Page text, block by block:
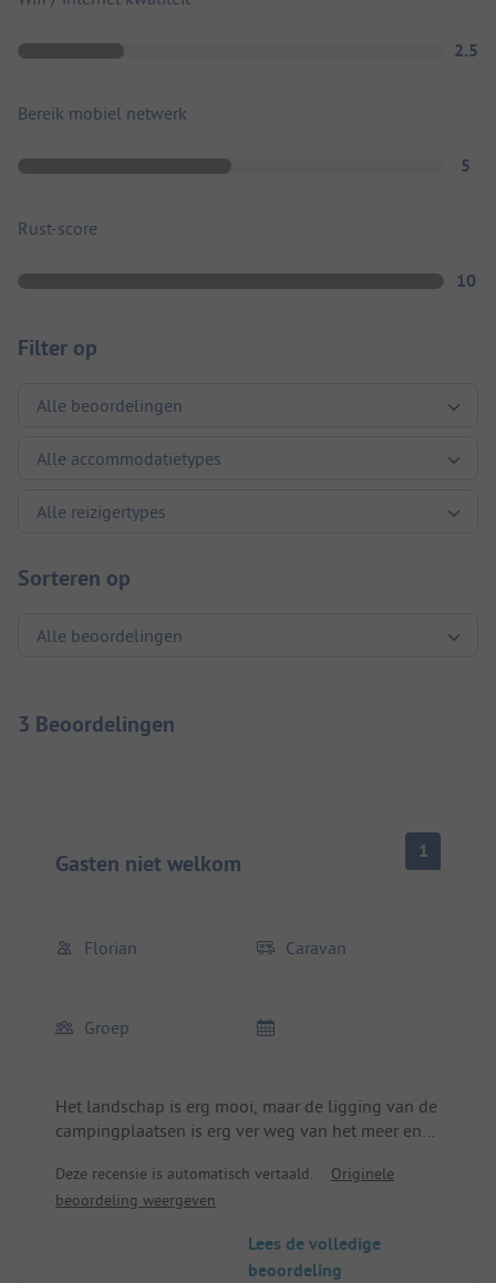
2.5
Bereik mobiel netwerk
5
Rust-score
10
Filter op
Sorteren op
3 Beoordelingen
Gasten niet welkom 1
Florian Caravan
Groep
Het landschap is erg mooi, maar de ligging van de
campingplaatsen is erg ver weg van het meer en
Zelden zo'n vuile sanitaire voorzieningen gezien,
en dat terwijl de plaats voor 99% door
Wie bij vertrek een minuut te laat het terrein
verlaat, staat twee uur in de file voor een gesloten
Deze recensie is automatisch vertaald.
Originele
beoordeling weergeven
Lees de volledige
beoordeling